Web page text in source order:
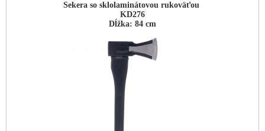
Sekera so sklolaminátovou rukoväťou
KD276
Dĺžka: 84 cm